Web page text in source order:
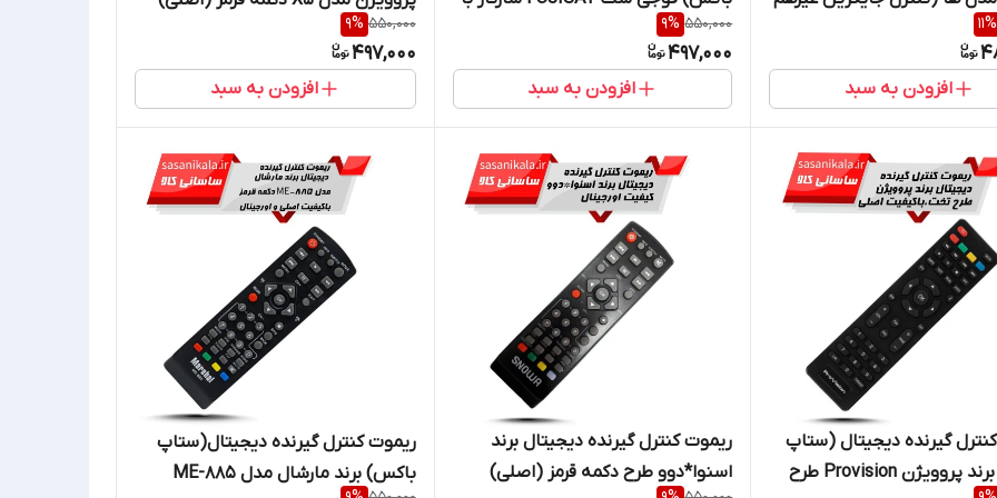
میگردد) 11%
افزودن به سبد
تمامی مدل ها طرح تخت*اصلی*
550,000
9%
497,000
افزودن به سبد
550,000
9%
497,000
افزودن به سبد
گیرنده دیجیتال (ستاپ
باکس) برند پروویژن Provision طرح
ریموت کنترل گیرنده دیجیتال برند
اسنوا*دوو طرح دکمه قرمز (اصلی)
ریموت کنترل گیرنده دیجیتال(ستاپ
باکس) برند مارشال مدل ME-885